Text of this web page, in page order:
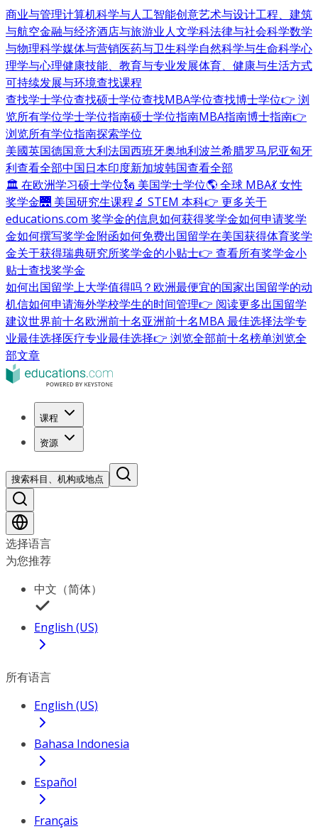
商业与管理计算机科学与人工智能创意艺术与设计工程、建筑
与航空金融与经济酒店与旅游业人文学科法律与社会科学数学
与物理科学媒体与营销医药与卫生科学自然科学与生命科学心
理学与心理健康技能、教育与专业发展体育、健康与生活方式
可持续发展与环境查找课程
查找学士学位查找硕士学位查找MBA学位查找博士学位👉 浏
览所有学位学士学位指南硕士学位指南MBA指南博士指南👉
浏览所有学位指南探索学位
美國英国德国意大利法国西班牙奥地利波兰希腊罗马尼亚匈牙
利查看全部中国日本印度新加坡韩国查看全部
🏛 在欧洲学习硕士学位🗽 美国学士学位🌎 全球 MBA💃 女性
奖学金🌉 美国研究生课程🔬 STEM 本科👉 更多关于
educations.com 奖学金的信息如何获得奖学金如何申请奖学
金如何撰写奖学金附函如何免费出国留学在美国获得体育奖学
金关于获得瑞典研究所奖学金的小贴士👉 查看所有奖学金小
贴士查找奖学金
如何出国留学上大学值得吗？ 欧洲最便宜的国家出国留学的动
机信如何申请海外学校学生的时间管理👉 阅读更多出国留学
建议世界前十名欧洲前十名亚洲前十名MBA 最佳选择法学专
业最佳选择医疗专业最佳选择👉 浏览全部前十名榜单浏览全
部文章
课程
资源
搜索科目、机构或地点
选择语言
为您推荐
中文（简体）
English (US)
所有语言
English (US)
Bahasa Indonesia
Español
Français